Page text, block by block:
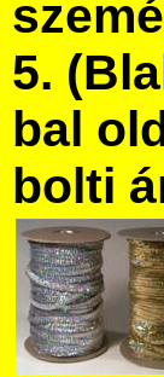
5.
bal
bolti